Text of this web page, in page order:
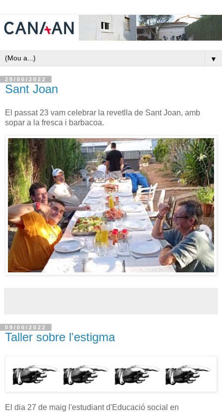
▼
29/06/2022
Sant Joan
El passat 23 vam celebrar la revetlla de Sant Joan, amb
sopar a la fresca i barbacoa.
09/06/2022
Taller sobre l'estigma
El dia 27 de maig l'estudiant d'Educació social en